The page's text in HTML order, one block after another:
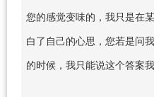
您的感觉变味的，我只是在
白了自己的心思，您若是问
的时候，我只能说这个答案我